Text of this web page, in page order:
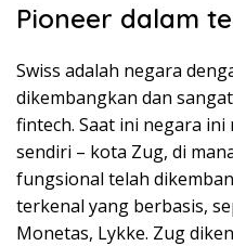
Pioneer dalam
Swiss adalah negara
dikembangkan dan
fintech. Saat ini negara ini
sendiri – kota Zug, di
fungsional telah
terkenal yang berbasis,
Monetas, Lykke. Zug